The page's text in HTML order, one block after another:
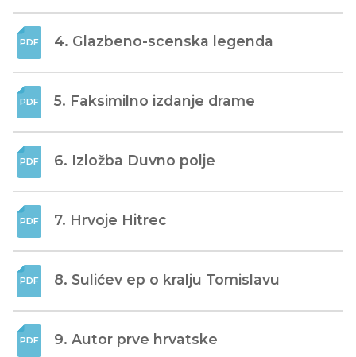
4. Glazbeno-scenska legenda
5. Faksimilno izdanje drame
6. Izložba Duvno polje
7. Hrvoje Hitrec
8. Sulićev ep o kralju Tomislavu
9. Autor prve hrvatske